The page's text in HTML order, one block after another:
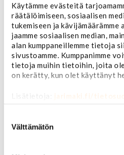
Käytämme evästeitä
räätälöimiseen, sosiaalisen
tukemiseen ja kävijämäärämme
jaamme sosiaalisen median,
alan kumppaneillemme tietoja
sivustoamme. Kumppanimme
tietoja muihin tietoihin, joita
on kerätty, kun olet käyttänyt
Lisätietoja: jarimaki.fi/
valinta
Välttämätön
Takavalot
Cadillac
Corvette
Chrysler
Dodge
Ford P/
Ford